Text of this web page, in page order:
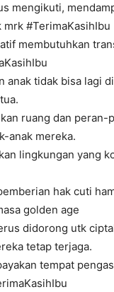
mengikuti,
mrk #TerimaKasihIbu
membutuhkan
anak tidak bisa lagi
ruang dan
anak mereka.
lingkungan yang
hak cuti
golden age
didorong utk
tetap terjaga.
tempat